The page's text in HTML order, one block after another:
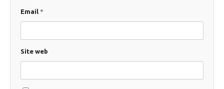
Email *
Site web